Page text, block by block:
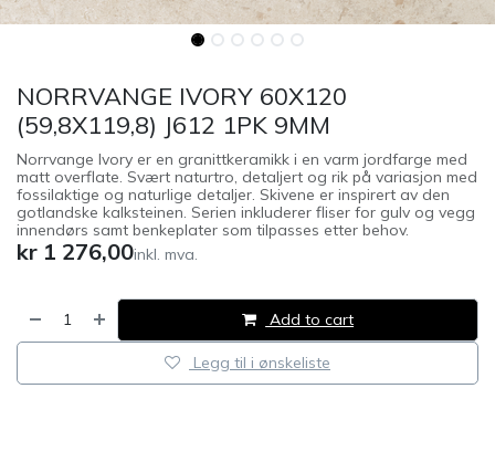
NORRVANGE IVORY 60X120
(59,8X119,8) J612 1PK 9MM
Norrvange Ivory er en granittkeramikk i en varm jordfarge med
matt overflate. Svært naturtro, detaljert og rik på variasjon med
fossilaktige og naturlige detaljer. Skivene er inspirert av den
gotlandske kalksteinen. Serien inkluderer fliser for gulv og vegg
innendørs samt benkeplater som tilpasses etter behov.
kr 1 276,00inkl. mva.
Add to cart
Legg til i ønskeliste